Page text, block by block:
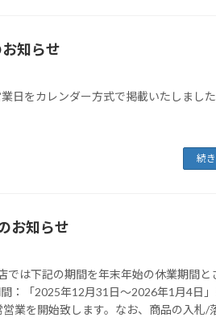
知らせ
日をカレンダー方式で掲載いたしました
続
お知らせ
では下記の期間を年末年始の休業期間と
：「2025年12月31日～2026年1月4日」
業を開始致します。なお、商品の入札/